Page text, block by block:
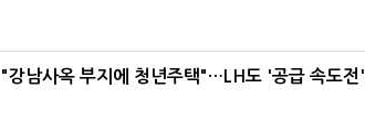
"강남사옥 부지에 청년주택"…LH도 '공급 속도전'